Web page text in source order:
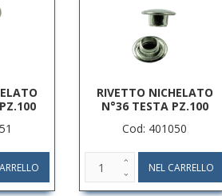
RIVETTO NICHELATO
N°36 TESTA PZ.100
Cod: 401050